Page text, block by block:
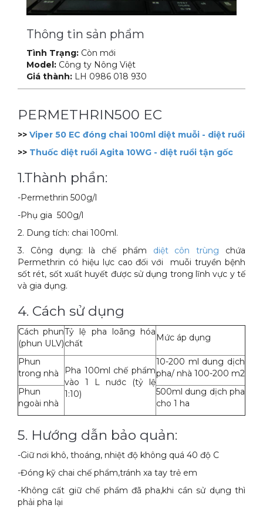
Xe đẩy làm vệ sinh Sài Gòn
Thông tin sản phẩm
Tình Trạng: Còn mới
Model: Công ty Nông Việt
Giá thành: LH 0986 018 930
PERMETHRIN500 EC
>> Viper 50 EC đóng chai 100ml diệt muỗi - diệt ruồi
>> Thuốc diệt ruồi Agita 10WG - diệt ruồi tận gốc
1.Thành phần:
-Permethrin 500g/l
-Phụ gia 500g/l
2. Dung tích: chai 100ml.
3. Công dụng: là chế phẩm diệt côn trùng chứa
Permethrin có hiệu lực cao đối với muỗi truyền bệnh
sốt rét, sốt xuất huyết được sử dụng trong lĩnh vực y tế
và gia dụng.
4. Cách sử dụng
Cách phun
(phun ULV)
Tỷ lệ pha loãng hóa
chất
Mức áp dụng
Phun
trong nhà
Pha 100ml chế phẩm
vào 1 L nước (tỷ lệ
1:10)
10-200 ml dung dịch
pha/ nhà 100-200 m2
Phun
ngoài nhà
500ml dung dịch pha
cho 1 ha
5. Hướng dẫn bảo quản:
-Giữ nơi khô, thoáng, nhiệt độ không quá 40 độ C
-Đóng kỹ chai chế phẩm,tránh xa tay trẻ em
-Không cất giữ chế phẩm đã pha,khi cần sử dụng thì
phải pha lại